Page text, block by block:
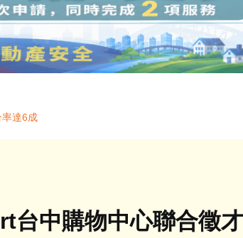
達6成
台中購物中心聯合徵